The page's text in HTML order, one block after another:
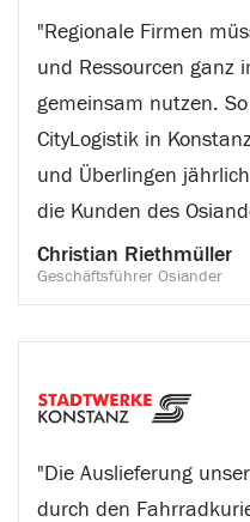
"Regionale Firmen
und Ressourcen ganz
gemeinsam nutzen.
CityLogistik in
und Überlingen
die Kunden des
Christian Riethmüller
Geschäftsführer Osiander
"Die Auslieferung
durch den